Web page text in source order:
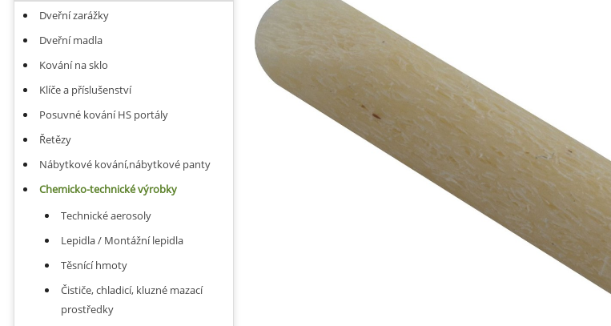
Dveřní zarážky
Dveřní madla
Kování na sklo
Klíče a příslušenství
Posuvné kování HS portály
Řetězy
Nábytkové kování,nábytkové panty
Chemicko-technické výrobky
Technické aerosoly
Lepidla / Montážní lepidla
Těsnící hmoty
Čističe, chladicí, kluzné mazací
prostředky